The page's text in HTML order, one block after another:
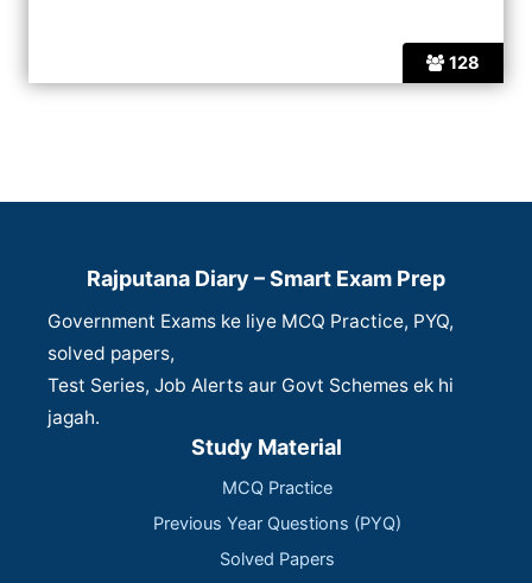
128
Rajputana Diary – Smart Exam Prep
Government Exams ke liye MCQ Practice, PYQ,
solved papers,
Test Series, Job Alerts aur Govt Schemes ek hi
jagah.
Study Material
MCQ Practice
Previous Year Questions (PYQ)
Solved Papers